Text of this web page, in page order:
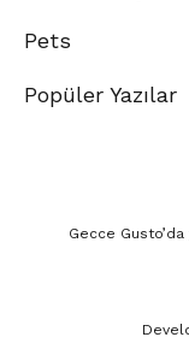
Pets
Popüler Yazılar
Gecce Gusto’da